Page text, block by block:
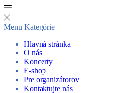
Menu Kategórie
Hlavná stránka
O nás
Koncerty
E-shop
Pre organizátorov
Kontaktujte nás